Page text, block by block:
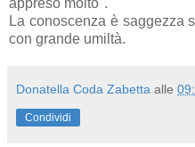
La conoscenza è saggezza
con grande umiltà.
Donatella Coda Zabetta alle
Condividi